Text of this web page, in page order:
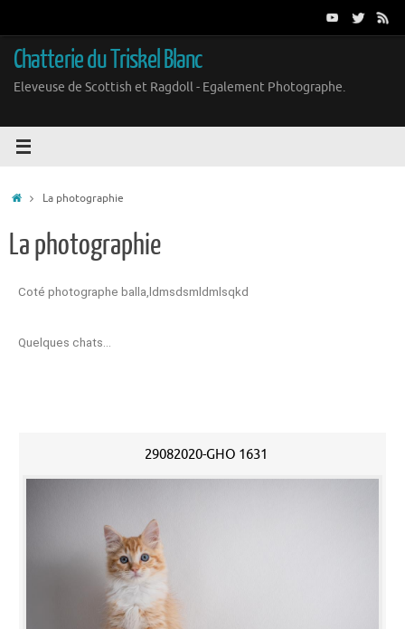
Chatterie du Triskel Blanc
Eleveuse de Scottish et Ragdoll - Egalement Photographe.
La photographie
La photographie
Coté photographe balla,ldmsdsmldmlsqkd
Quelques chats…
29082020-GHO 1631